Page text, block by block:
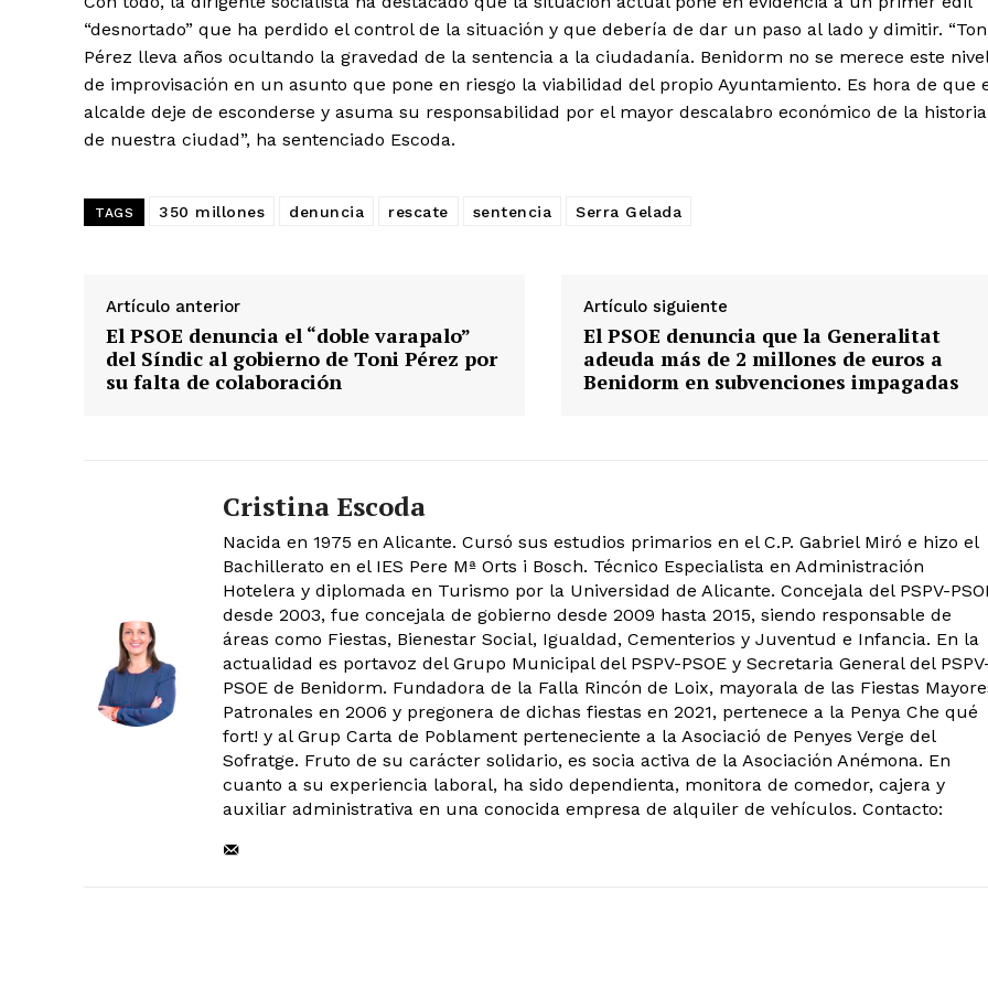
“desnortado” que ha perdido el control de la situación y que debería de dar un paso al lado y dimitir.
Pérez lleva años ocultando la gravedad de la sentencia a la ciudadanía. Benidorm no se merece este nivel
de improvisación en un asunto que pone en riesgo la viabilidad del propio Ayuntamiento. Es hora de que
alcalde deje de esconderse y asuma su responsabilidad por el mayor descalabro económico de la historia
de nuestra ciudad”, ha sentenciado Escoda.
TAGS 350 millones denuncia rescate sentencia Serra Gelada
Artículo anterior
El PSOE denuncia el “doble varapalo”
del Síndic al gobierno de Toni Pérez por
su falta de colaboración
Artículo siguiente
El PSOE denuncia que la Generalitat
adeuda más de 2 millones de euros a
Benidorm en subvenciones impagadas
Cristina Escoda
Nacida en 1975 en Alicante. Cursó sus estudios primarios en el C.P. Gabriel Miró e hizo el
Bachillerato en el IES Pere Mª Orts i Bosch. Técnico Especialista en Administración
Hotelera y diplomada en Turismo por la Universidad de Alicante. Concejala del PSPV-
desde 2003, fue concejala de gobierno desde 2009 hasta 2015, siendo responsable de
áreas como Fiestas, Bienestar Social, Igualdad, Cementerios y Juventud e Infancia. En la
actualidad es portavoz del Grupo Municipal del PSPV-PSOE y Secretaria General del
PSOE de Benidorm. Fundadora de la Falla Rincón de Loix, mayorala de las Fiestas
Patronales en 2006 y pregonera de dichas fiestas en 2021, pertenece a la Penya Che qué
fort! y al Grup Carta de Poblament perteneciente a la Asociació de Penyes Verge del
Sofratge. Fruto de su carácter solidario, es socia activa de la Asociación Anémona. En
cuanto a su experiencia laboral, ha sido dependienta, monitora de comedor, cajera y
auxiliar administrativa en una conocida empresa de alquiler de vehículos. Contacto: